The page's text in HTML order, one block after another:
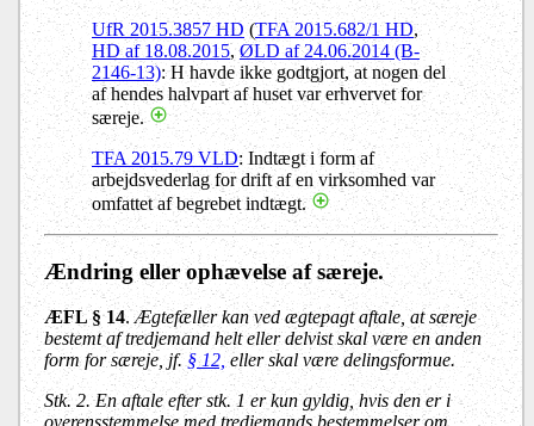
UfR 2015.3857 HD (TFA 2015.682/1 HD,
HD af 18.08.2015,ØLD af 24.06.2014 (B-
2146-13): H havde ikke godtgjort, at nogen del
af hendes halvpart af huset var erhvervet for
særeje.
TFA 2015.79 VLD: Indtægt i form af
arbejdsvederlag for drift af en virksomhed var
omfattet af begrebet indtægt.
Ændring eller ophævelse af særeje.
ÆFL § 14. Ægtefæller kan ved ægtepagt aftale, at særeje
bestemt af tredjemand helt eller delvist skal være en anden
form for særeje, jf.§ 12,eller skal være delingsformue.
Stk. 2. En aftale efter stk. 1 er kun gyldig, hvis den er i